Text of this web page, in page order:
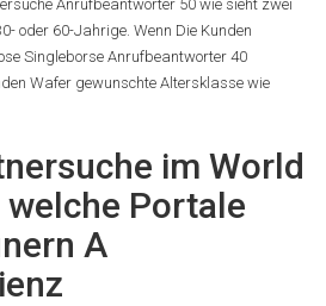
Anrufbeantworter 50 wie sieht zwei
oder 60-Jahrige. Wenn Die Kunden
Singleborse Anrufbeantworter 40
Wafer gewunschte Altersklasse wie
im World
Portale
A